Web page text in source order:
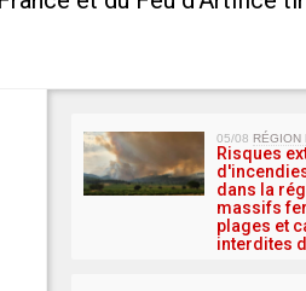
05/08 RÉGION
Risques
dans la
massifs
plages et
interdites